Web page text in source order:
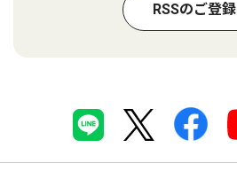
RSSのご登録